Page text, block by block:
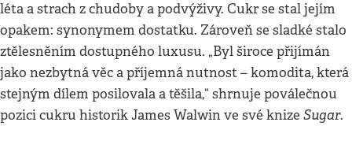
léta a strach z chudoby a podvýživy. Cukr se stal jejím
opakem: synonymem dostatku. Zároveň se sladké stalo
ztělesněním dostupného luxusu. „Byl široce přijímán
jako nezbytná věc a příjemná nutnost – komodita, která
stejným dílem posilovala a těšila,“ shrnuje poválečnou
pozici cukru historik James Walwin ve své knize Sugar.